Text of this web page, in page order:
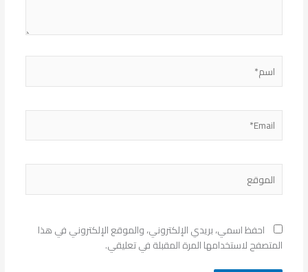
احفظ اسمي، بريدي الإلكتروني، والموقع الإلكتروني في هذا
المتصفح لاستخدامها المرة المقبلة في تعليقي.